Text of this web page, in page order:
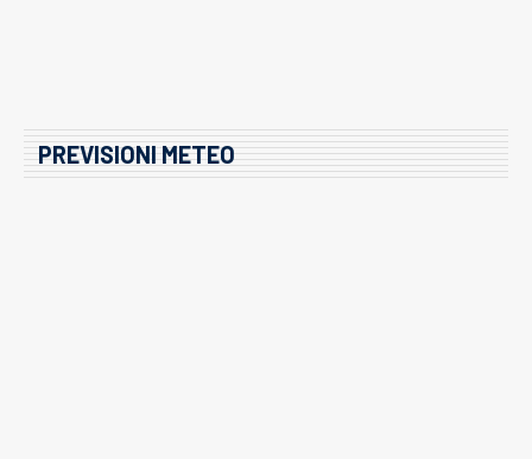
PREVISIONI METEO